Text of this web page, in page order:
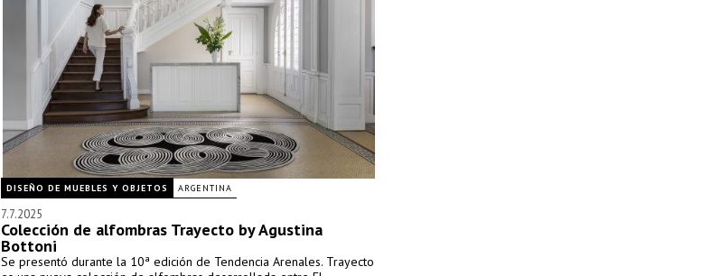
DISEÑO DE MUEBLES Y OBJETOS ARGENTINA
7.7.2025
Colección de alfombras Trayecto by Agustina
Bottoni
Se presentó durante la 10ª edición de Tendencia Arenales. Trayecto